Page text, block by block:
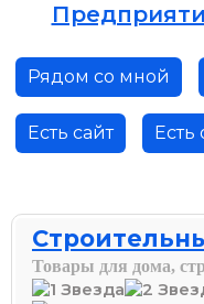
Рядом со мной
Есть сайт Есть
Товары для дома,